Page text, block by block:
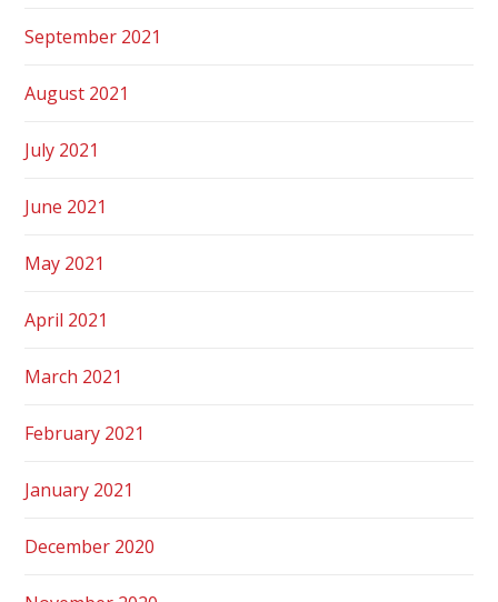
September 2021
August 2021
July 2021
June 2021
May 2021
April 2021
March 2021
February 2021
January 2021
December 2020